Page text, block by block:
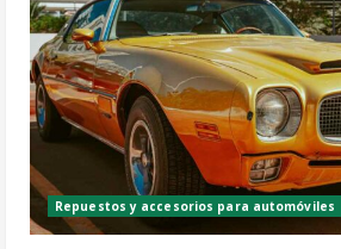
Repuestos y accesorios para automóviles